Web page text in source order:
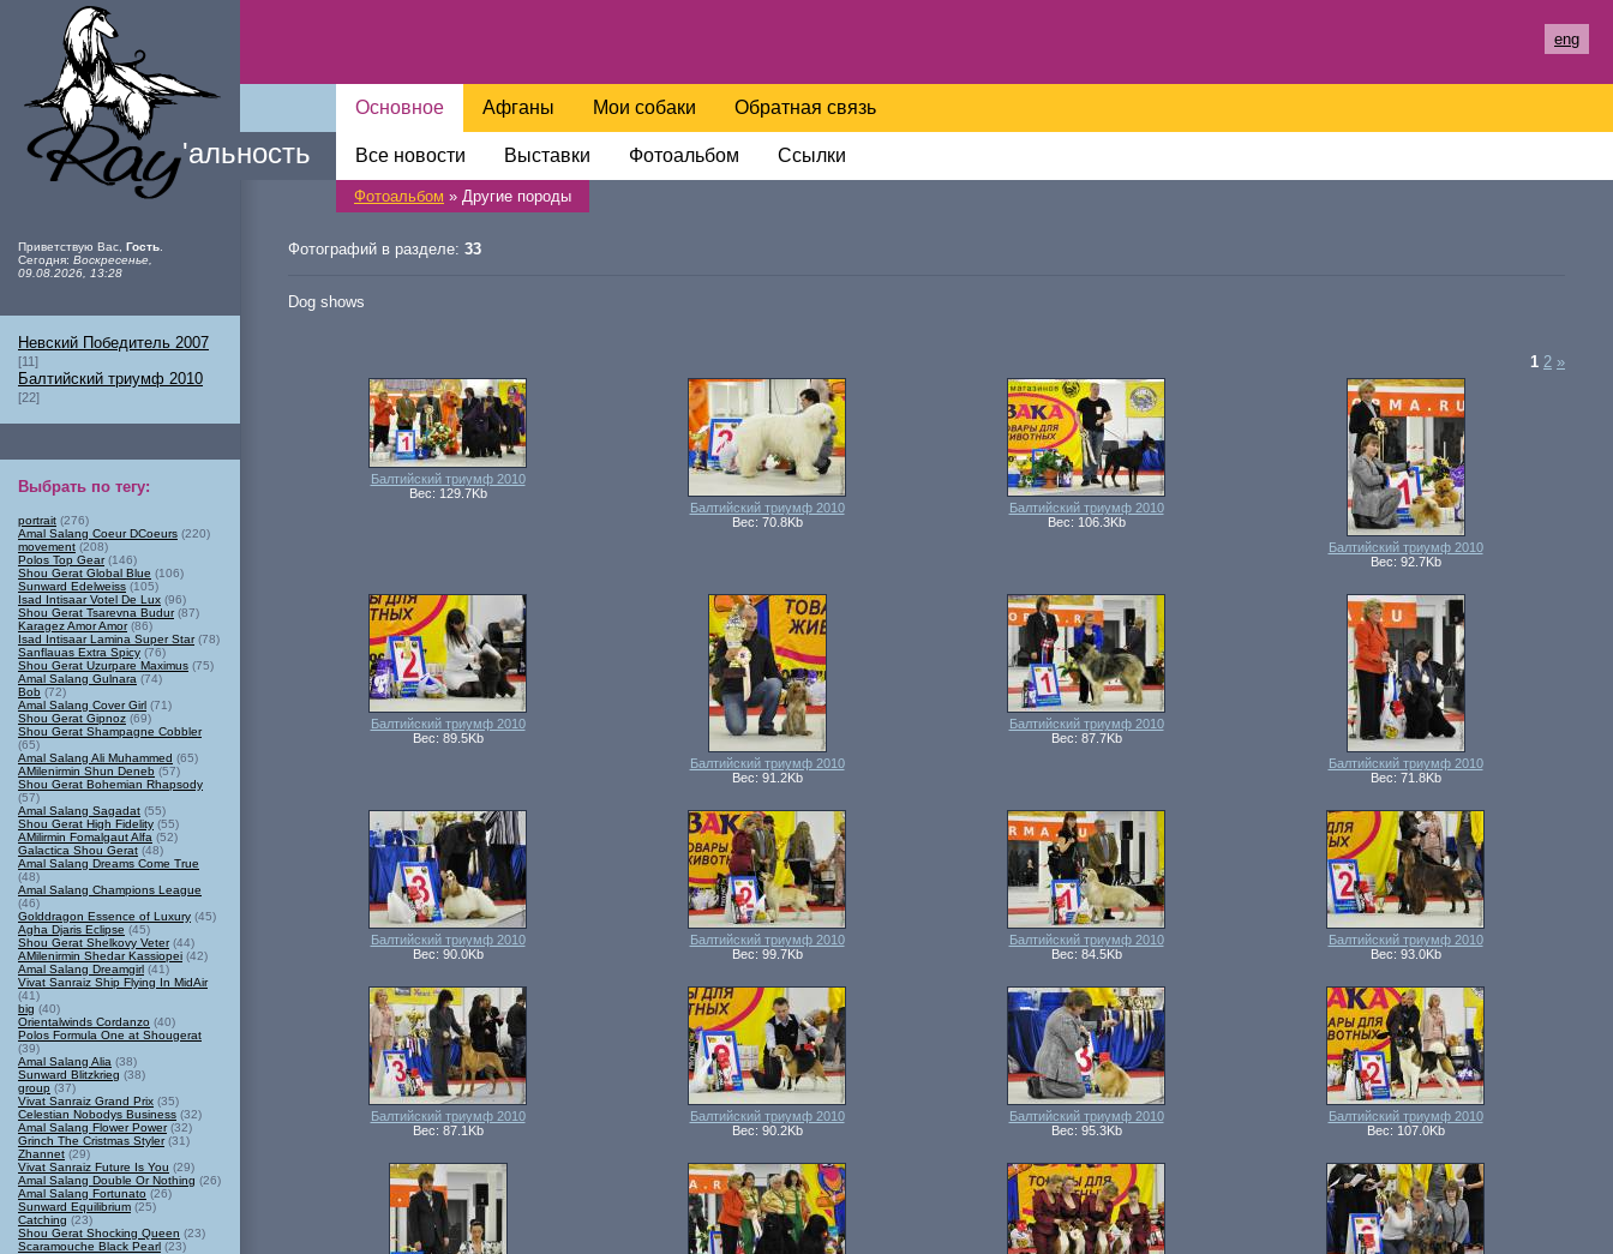
Ray'альность
Основное
Все новости Выставки Фотоальбом Ссылки
Афганы Мои собаки Обратная связь
eng
Фотоальбом » Другие породы
Фотографий в разделе: 33
Dog shows
1 2 »
Балтийский триумф 2010
Вес: 129.7Kb
Балтийский триумф 2010
Вес: 70.8Kb
Балтийский триумф 2010
Вес: 106.3Kb
Балтийский триумф 2010
Вес: 92.7Kb
Балтийский триумф 2010
Вес: 89.5Kb
Балтийский триумф 2010
Вес: 91.2Kb
Балтийский триумф 2010
Вес: 87.7Kb
Балтийский триумф 2010
Вес: 71.8Kb
Балтийский триумф 2010
Вес: 90.0Kb
Балтийский триумф 2010
Вес: 99.7Kb
Балтийский триумф 2010
Вес: 84.5Kb
Балтийский триумф 2010
Вес: 93.0Kb
Балтийский триумф 2010
Вес: 87.1Kb
Балтийский триумф 2010
Вес: 90.2Kb
Балтийский триумф 2010
Вес: 95.3Kb
Балтийский триумф 2010
Вес: 107.0Kb
Приветствую Вас Гость
Сегодня: Воскресенье,
09.08.2026, 13:28
Невский Победитель 2007
[11]
Балтийский триумф 2010
[22]
Выбрать по тегу:
portrait (276)
Amal Salang Coeur DCoeurs (220)
movement (208)
Polos Top Gear(146)
Shou Gerat Global Blue (106)
Sunward Edelweiss (105)
Isad Intisaar Votel De Lux (96)
Shou Gerat Tsarevna Budur(87)
Karagez Amor Amor(86)
Isad Intisaar Lamina Super Star(78)
Sanflauas Extra Spicy (76)
Shou Gerat Uzurpare Maximus (75)
Amal Salang Gulnara (74)
Bob (72)
Amal Salang Cover Girl (71)
Shou Gerat Gipnoz (69)
Shou Gerat Shampagne Cobbler
(65)
Amal Salang Ali Muhammed (65)
AMilenirmin Shun Deneb (57)
Shou Gerat Bohemian Rhapsody
(57)
Amal Salang Sagadat (55)
Shou Gerat High Fidelity (55)
AMilirmin Fomalgaut Alfa (52)
Galactica Shou Gerat (48)
Amal Salang Dreams Come True
(48)
Amal Salang Champions League
(46)
Golddragon Essence of Luxury (45)
Agha Djaris Eclipse (45)
Shou Gerat Shelkovy Veter(44)
AMilenirmin Shedar Kassiopei (42)
Amal Salang Dreamgirl (41)
Vivat Sanraiz Ship Flying In MidAir
(41)
big (40)
Orientalwinds Cordanzo (40)
Polos Formula One at Shougerat
(39)
Amal Salang Alia (38)
Sunward Blitzkrieg (38)
group (37)
Vivat Sanraiz Grand Prix (35)
Celestian Nobodys Business (32)
Amal Salang Flower Power(32)
Grinch The Cristmas Styler(31)
Zhannet (29)
Vivat Sanraiz Future Is You (29)
Amal Salang Double Or Nothing (26)
Amal Salang Fortunato (26)
Sunward Equilibrium (25)
Catching (23)
Shou Gerat Shocking Queen (23)
Scaramouche Black Pearl (23)